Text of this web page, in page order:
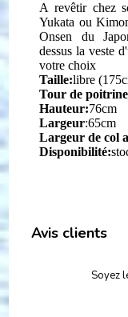
A revêtir chez
Yukata ou
Onsen du
dessus la veste
votre choix
Taille:libre (
Tour de poitrine
Hauteur:76cm
Largeur:65cm
Largeur de col
Disponibilité:
Avis clients
Soyez